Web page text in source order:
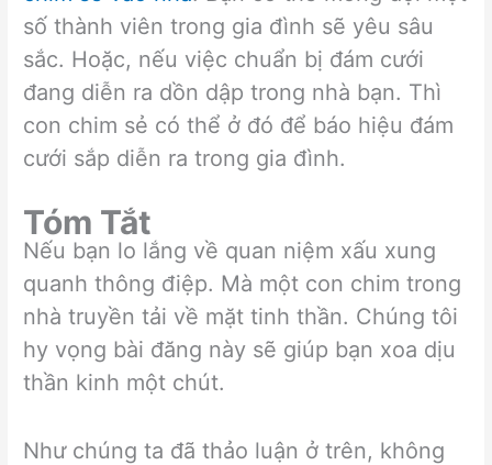
số thành viên trong gia đình sẽ yêu sâu
sắc. Hoặc, nếu việc chuẩn bị đám cưới
đang diễn ra dồn dập trong nhà bạn. Thì
con chim sẻ có thể ở đó để báo hiệu đám
cưới sắp diễn ra trong gia đình.
Tóm Tắt
Nếu bạn lo lắng về quan niệm xấu xung
quanh thông điệp. Mà một con chim trong
nhà truyền tải về mặt tinh thần. Chúng tôi
hy vọng bài đăng này sẽ giúp bạn xoa dịu
thần kinh một chút.
Như chúng ta đã thảo luận ở trên, không